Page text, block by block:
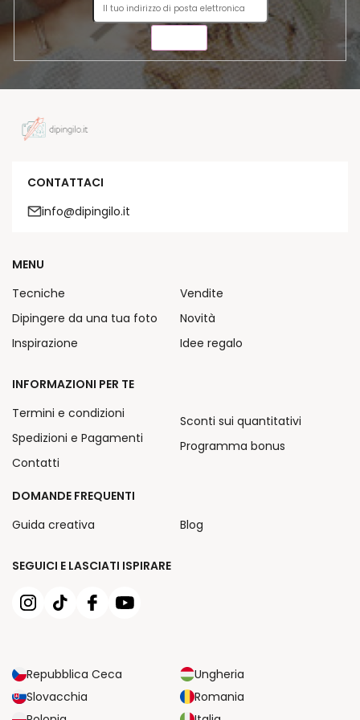
CONTATTACI
info@dipingilo.it
SEGUICI E LASCIATI ISPIRARE
Repubblica Ceca
Ungheria
Slovacchia
Romania
MENU
Tecniche
Dipingere da una tua foto
Inspirazione
Vendite
Novità
Idee regalo
INFORMAZIONI PER TE
Termini e condizioni
Spedizioni e Pagamenti
Contatti
Sconti sui quantitativi
Programma bonus
DOMANDE FREQUENTI
Guida creativa
Blog